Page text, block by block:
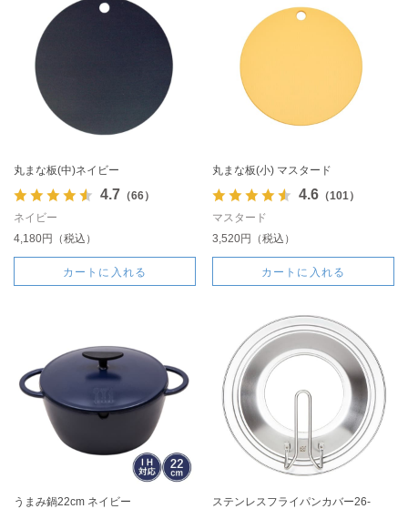
丸まな板(中)ネイビー
4.7 （66）
ネイビー
4,180円（税込）
カートに入れる
丸まな板(小) マスタード
4.6（101）
マスタード
3,520円（税込）
カートに入れる
うまみ鍋22cm ネイビー
ステンレスフライパンカバー26-